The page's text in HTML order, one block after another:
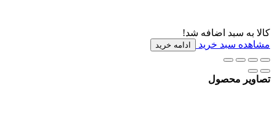
کالا به سبد اضافه شد!
مشاهده سبد خرید
ادامه خرید
تصاویر محصول